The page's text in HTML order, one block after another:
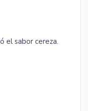
el sabor cereza.